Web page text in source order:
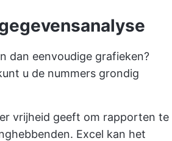
dan eenvoudige grafieken?
u de nummers grondig
vrijheid geeft om rapporten te
Excel kan het